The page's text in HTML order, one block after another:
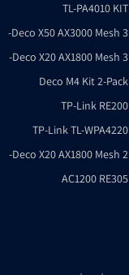
TL-PA4010 KIT
Deco X50 AX3000 Mesh 3-
Deco X20 AX1800 Mesh 3-
Deco M4 Kit 2-Pack
TP-Link RE200
TP-Link TL-WPA4220
Deco X20 AX1800 Mesh 2-
AC1200 RE305